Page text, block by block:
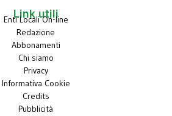
Link utili
Enti Locali On-line
Redazione
Abbonamenti
Chi siamo
Privacy
Informativa Cookie
Credits
Pubblicità